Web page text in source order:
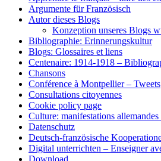
Argumente für Französisch
Autor dieses Blogs
Konzeption unseres Blogs
Bibliographie: Erinnerungskultur
Blogs: Glossaires et liens
Centenaire: 1914-1918 –
Chansons
Conférence à Montpellier – Tweets
Consultations citoyennes
Cookie policy page
Culture: manifestations allemandes
Datenschutz
Deutsch-französische
Digital unterrichten – Enseigner
Download